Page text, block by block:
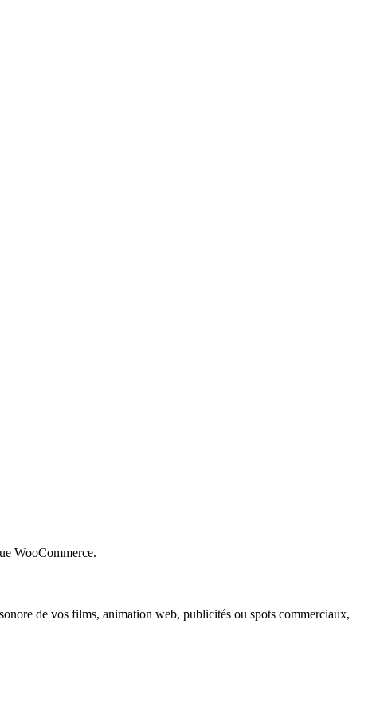
WooCommerce.
de vos films, animation web, publicités ou spots commerciaux,